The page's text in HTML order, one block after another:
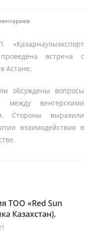
«Қазарнаулыэкспорт
встреча с
Астане.
обсуждены вопросы
между венгерскими
Стороны выразили
взаимодействия в
ТОО «Red Sun
Казахстан).